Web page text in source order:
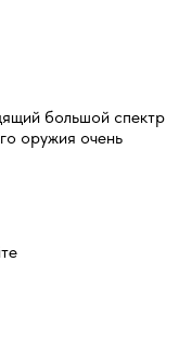
большой спектр
оружия очень